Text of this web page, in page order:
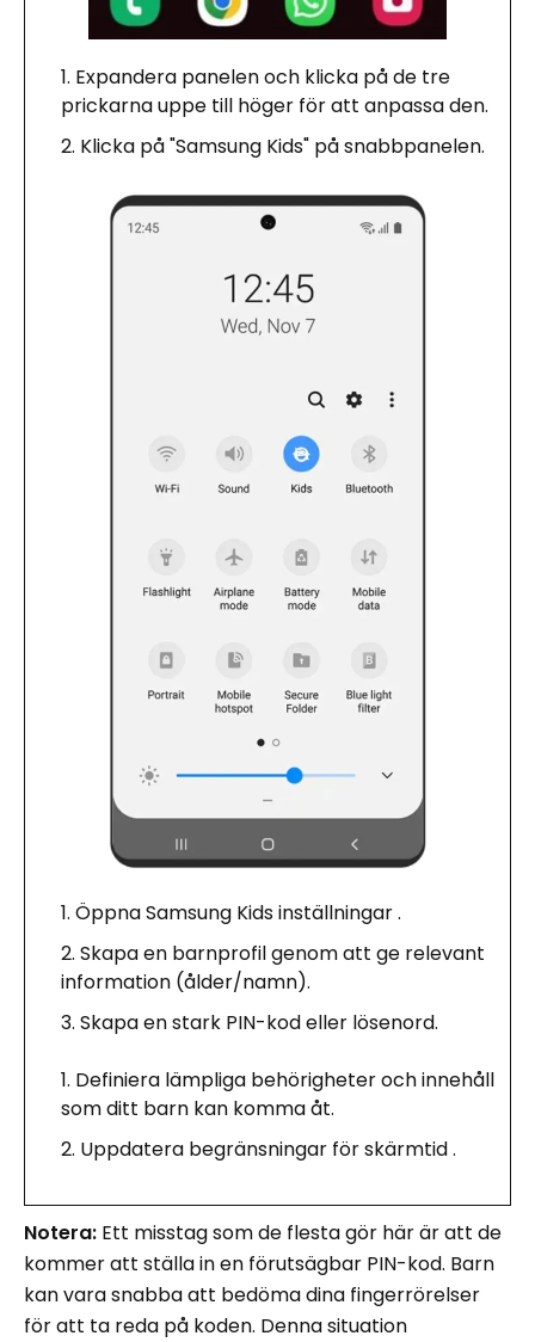
Expandera panelen och klicka på de tre
prickarna uppe till höger för att anpassa den.
Klicka på "Samsung Kids" på snabbpanelen.
Öppna Samsung Kids inställningar .
Skapa en barnprofil genom att ge relevant
information (ålder/namn).
Skapa en stark PIN-kod eller lösenord.
Definiera lämpliga behörigheter och innehåll
som ditt barn kan komma åt.
Uppdatera begränsningar för skärmtid .
Notera: Ett misstag som de flesta gör här är att de
kommer att ställa in en förutsägbar PIN-kod. Barn
kan vara snabba att bedöma dina fingerrörelser
för att ta reda på koden. Denna situation